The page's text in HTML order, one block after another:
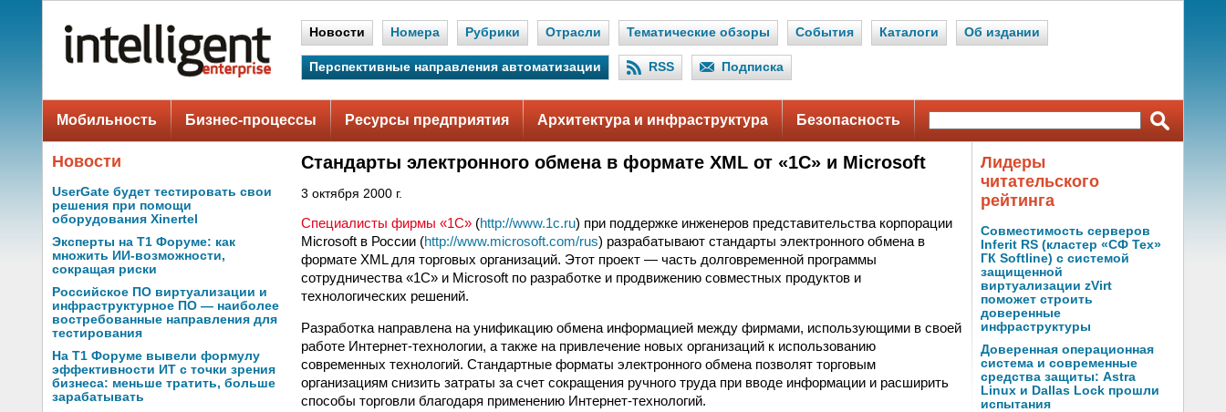
Новости Номера Рубрики Отрасли Тематические обзоры События Каталоги Об издании
Перспективные направления автоматизации RSS Подписка
Мобильность Бизнес-процессы Ресурсы предприятия Архитектура и инфраструктура Безопасность
Новости
UserGate будет тестировать свои
решения при помощи
оборудования Xinertel
Эксперты на Т1 Форуме: как
множить ИИ-возможности,
сокращая риски
Российское ПО виртуализации и
инфраструктурное ПО — наиболее
востребованные направления для
тестирования
На Т1 Форуме вывели формулу
эффективности ИТ с точки зрения
бизнеса: меньше тратить, больше
зарабатывать
Стандарты электронного обмена в формате XML от «1С» и Microsoft
3 октября 2000 г.
Специалисты фирмы «1С» (http://www.1c.ru) при поддержке инженеров представительства корпорации
Microsoft в России (http://www.microsoft.com/rus) разрабатывают стандарты электронного обмена в
формате XML для торговых организаций. Этот проект — часть долговременной программы
сотрудничества «1С» и Microsoft по разработке и продвижению совместных продуктов и
технологических решений.
Разработка направлена на унификацию обмена информацией между фирмами, использующими в своей
работе Интернет-технологии, а также на привлечение новых организаций к использованию
современных технологий. Стандартные форматы электронного обмена позволят торговым
организациям снизить затраты за счет сокращения ручного труда при вводе информации и расширить
способы торговли благодаря применению Интернет-технологий.
Лидеры
читательского
рейтинга
Совместимость серверов
Inferit RS (кластер «СФ Тех»
ГК Softline) с системой
защищенной
виртуализации zVirt
поможет строить
доверенные
инфраструктуры
Доверенная операционная
система и современные
средства защиты: Astra
Linux и Dallas Lock прошли
испытания